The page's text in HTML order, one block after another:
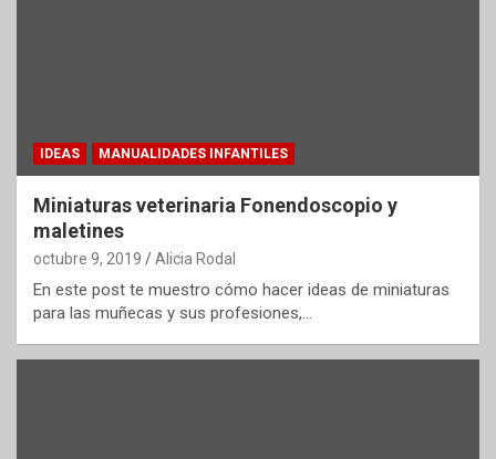
IDEAS MANUALIDADES INFANTILES
Miniaturas veterinaria Fonendoscopio y
maletines
octubre 9, 2019 Alicia Rodal
En este post te muestro cómo hacer ideas de miniaturas
para las muñecas y sus profesiones,…